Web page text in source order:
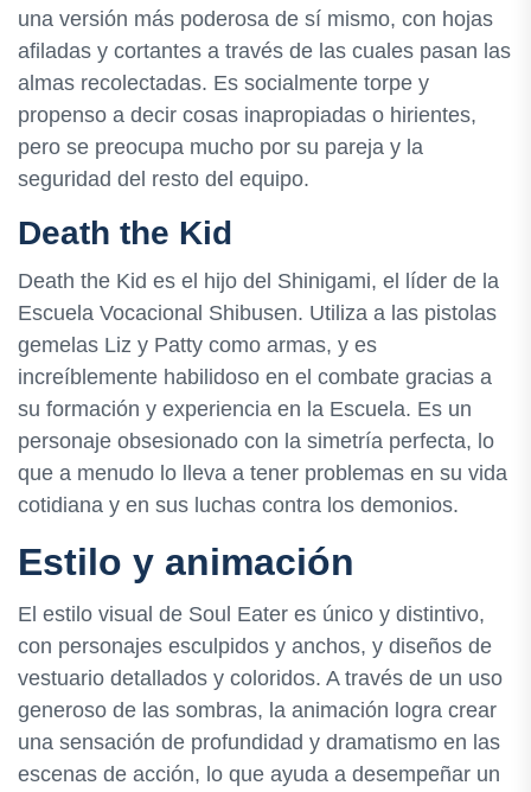
una versión más poderosa de sí mismo, con hojas
afiladas y cortantes a través de las cuales pasan las
almas recolectadas. Es socialmente torpe y
propenso a decir cosas inapropiadas o hirientes,
pero se preocupa mucho por su pareja y la
seguridad del resto del equipo.
Death the Kid
Death the Kid es el hijo del Shinigami, el líder de la
Escuela Vocacional Shibusen. Utiliza a las pistolas
gemelas Liz y Patty como armas, y es
increíblemente habilidoso en el combate gracias a
su formación y experiencia en la Escuela. Es un
personaje obsesionado con la simetría perfecta, lo
que a menudo lo lleva a tener problemas en su vida
cotidiana y en sus luchas contra los demonios.
Estilo y animación
El estilo visual de Soul Eater es único y distintivo,
con personajes esculpidos y anchos, y diseños de
vestuario detallados y coloridos. A través de un uso
generoso de las sombras, la animación logra crear
una sensación de profundidad y dramatismo en las
escenas de acción, lo que ayuda a desempeñar un